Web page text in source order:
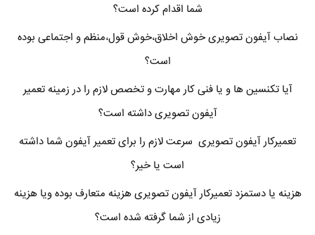
شما اقدام کرده است؟
نصاب آیفون تصویری خوش اخلاق،خوش قول،منظم و اجتماعی بوده
است؟
آیا تکنسین ها و یا فنی کار مهارت و تخصص لازم را در زمینه تعمیر
آیفون تصویری داشته است؟
تعمیرکار آیفون تصویری سرعت لازم را برای تعمیر آیفون شما داشته
است یا خیر؟
هزینه یا دستمزد تعمیرکار آیفون تصویری هزینه متعارف بوده ویا هزینه
زیادی از شما گرفته شده است؟